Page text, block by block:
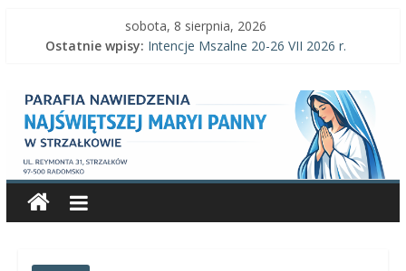
sobota, 8 sierpnia, 2026
Ostatnie wpisy: Intencje Mszalne 20-26 VII 2026 r.
Intencje Mszalne 27 VII-2 VIII 2026 r.
Ogłoszenia parafialne 26 VII 2026 r.
Parafia
Nawiedzenia
Najświętszej